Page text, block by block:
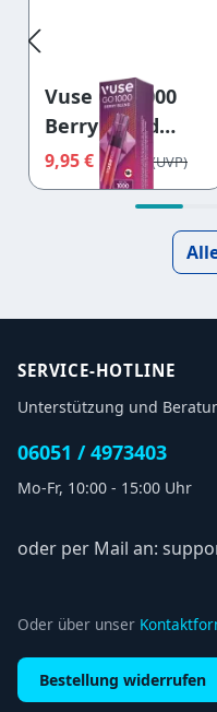
Vuse GO 1000
Berry Blend
20mg
9,95 € 10,50 €
SERVICE-HOTLINE
Unterstützung und
06051 / 4973403
Mo-Fr, 10:00 - 15:00 Uhr
oder per Mail an:
Oder über unser
Bestellung widerrufen